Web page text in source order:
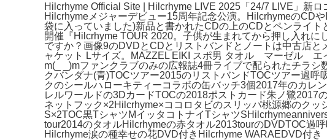
Hilcrhyme Official Site | Hilcrhyme LIVE 2025「24/7 LIVE」新
Hilcrhymeメジャーデビュー15周年記念公演。HilcrhymeのCD
袋に入っていました)新品と書かれたCDの上のCDとペンライ
開催『Hilcrhyme TOUR 2020。子供が生まれてから押し入れ
ですか？画像9のDVDとCDとリストバンドとノートは中古店
ャケット Lサイズ。MAZZEL EIKI スポ男 タオル マーゼル エ
m(_ _)mファンクラブのみの広報誌4冊ライブで配られたチラ
クバンダナ(青)TOCツアー2015のリストバンドTOCツアー過
クのシールハローキティーコラボの缶バッチ3個2017年のカレ
レルワールドの3DカードTOCの2018ポストカード朱ノ鷺
ネットフック×2Hilcrhyme×ココロタビのスリッパ桃源郷のク
S×2TOC黒TシャツMイッタコトナイTシャツ
tour2014のタオルHilcrhymeの赤タオル2013tourのDVDTOC過
Hilcrhyme涙の種幸せの花DVD付きHilcrhyme WARAEDVD付